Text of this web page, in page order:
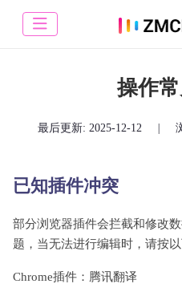
操作
最后更新: 2025-12-12
已知插件冲突
部分浏览器插件会拦截和修改
题，当无法进行编辑时，请按
Chrome插件：腾讯翻译